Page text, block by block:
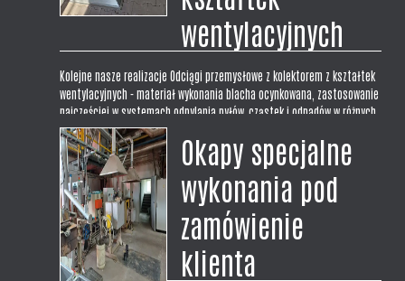
wentylacyjnych
Kolejne nasze realizacje Odciągi przemysłowe z kolektorem z kształtek
wentylacyjnych - materiał wykonania blacha ocynkowana, zastosowanie
najczęściej w systemach odpylania pyłów, cząstek i odpadów w różnych
procesach technologicznych takich jak spawanie czy odciąg wiórów w...
Okapy specjalne
wykonania pod
zamówienie
klienta